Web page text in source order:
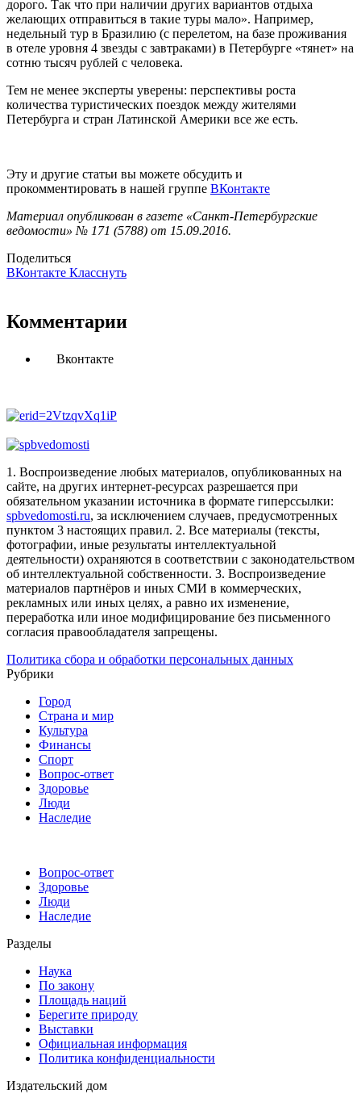
дорого. Так что при наличии других вариантов отдыха
желающих отправиться в такие туры мало». Например,
недельный тур в Бразилию (с перелетом, на базе проживания
в отеле уровня 4 звезды с завтраками) в Петербурге «тянет» на
сотню тысяч рублей с человека.
Тем не менее эксперты уверены: перспективы роста
количества туристических поездок между жителями
Петербурга и стран Латинской Америки все же есть.
Эту и другие статьи вы можете обсудить и
прокомментировать в нашей группе ВКонтакте
Материал опубликован в газете «Санкт-Петербургские
ведомости» № 171 (5788) от 15.09.2016.
Поделиться
ВКонтакте Класснуть
Комментарии
Вконтакте
1. Воспроизведение любых материалов, опубликованных на
сайте, на других интернет-ресурсах разрешается при
обязательном указании источника в формате гиперссылки:
spbvedomosti.ru, за исключением случаев, предусмотренных
пунктом 3 настоящих правил. 2. Все материалы (тексты,
фотографии, иные результаты интеллектуальной
деятельности) охраняются в соответствии с законодательством
об интеллектуальной собственности. 3. Воспроизведение
материалов партнёров и иных СМИ в коммерческих,
рекламных или иных целях, а равно их изменение,
переработка или иное модифицирование без письменного
согласия правообладателя запрещены.
Политика сбора и обработки персональных данных
Рубрики
Город
Страна и мир
Культура
Финансы
Спорт
Вопрос-ответ
Здоровье
Люди
Наследие
Вопрос-ответ
Здоровье
Люди
Наследие
Разделы
Наука
По закону
Площадь наций
Берегите природу
Выставки
Официальная информация
Политика конфиденциальности
Издательский дом